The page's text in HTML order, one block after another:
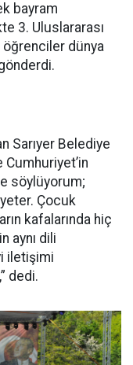
bayram
3. Uluslararası
dünya
Sarıyer Belediye
Cumhuriyet’in
söylüyorum;
Çocuk
kafalarında hiç
aynı dili
iletişimi
dedi.